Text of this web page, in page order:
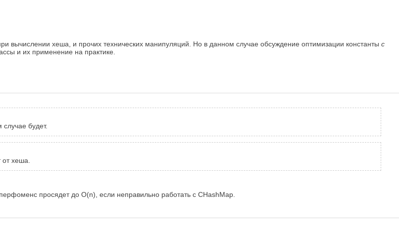
вычислении хеша, и прочих технических манипуляций. Но в данном случае обсуждение оптимизации константы c
и их применение на практике.
будет.
от хеша.
просядет до O(n), если неправильно работать с CHashMap.